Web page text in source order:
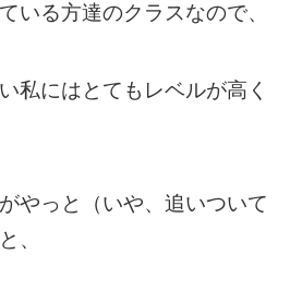
いる方達のクラスなので、
私にはとてもレベルが高く
やっと（いや、追いついて
、